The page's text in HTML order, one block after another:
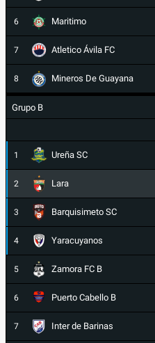
6 Maritimo
7 Atletico Ávila FC
8 Mineros De Guayana
Grupo B
1 Ureña SC
2 Lara
3 Barquisimeto SC
4 Yaracuyanos
5 Zamora FC B
6 Puerto Cabello B
7 Inter de Barinas